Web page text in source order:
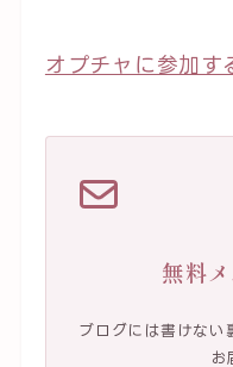
オプチャに参加す
無料
ブログには書けない
お